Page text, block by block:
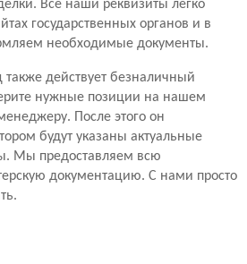
Все наши реквизиты легко
государственных органов и в
необходимые документы.
действует безналичный
нужные позиции на нашем
После этого он
будут указаны актуальные
Мы предоставляем всю
документацию. С нами просто